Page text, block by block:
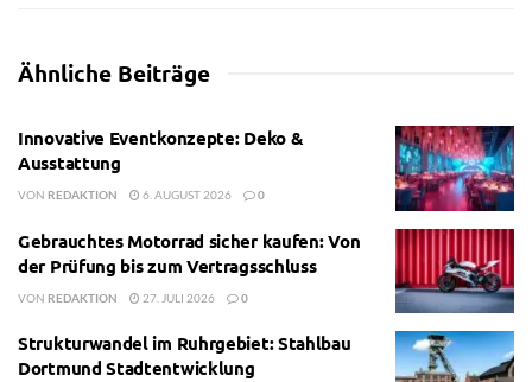
Ähnliche Beiträge
Innovative Eventkonzepte: Deko &
Ausstattung
VON REDAKTION 6. AUGUST 2026 0
Gebrauchtes Motorrad sicher kaufen: Von
der Prüfung bis zum Vertragsschluss
VON REDAKTION 27. JULI 2026 0
Strukturwandel im Ruhrgebiet: Stahlbau
Dortmund Stadtentwicklung